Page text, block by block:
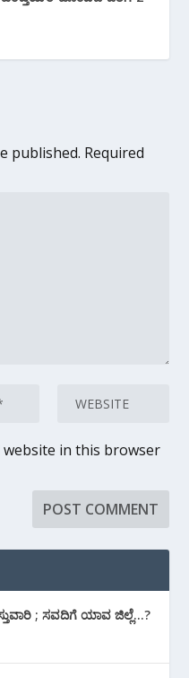
published. Required
website in this browser
; ಸವದಿಗೆ ಯಾವ ಜಿಲ್ಲೆ…?